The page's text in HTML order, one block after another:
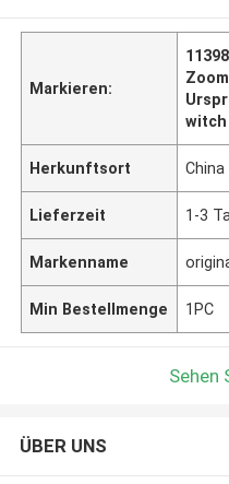
Markieren:
witch
Herkunftsort China
Lieferzeit 1-3
Markenname
Min Bestellmenge 1PC
Sehen
ÜBER UNS